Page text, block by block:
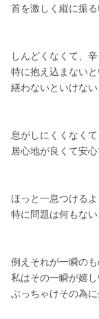
首を激しく縦に振
しんどくなくて、
特に抱え込まない
繕わないといけな
息がしにくくなく
居心地が良くて安
ほっと一息つけるよ
特に問題は何もな
例えそれが一瞬のも
私はその一瞬が嬉し
ぶっちゃけその為